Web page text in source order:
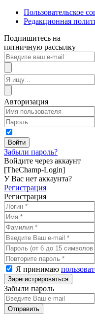
Пользовательское
Редакционная
Подпишитесь на
пятничную рассылку
Авторизация
Забыли пароль?
Войдите через аккаунт
[TheChamp-Login]
У Вас нет аккаунта?
Регистрация
Регистрация
Я принимаю
Забыли пароль